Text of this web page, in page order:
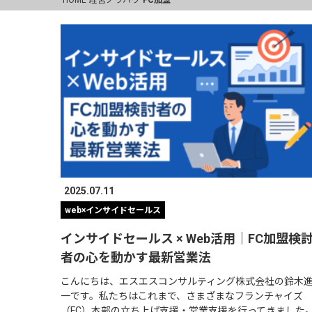
2025.07.11
web×インサイドセールス
インサイドセールス × Web活用｜FC加盟検
者の心を動かす最新営業法
こんにちは、エスエスコンサルティング株式会社の鈴木進
一です。私たちはこれまで、さまざまなフランチャイズ